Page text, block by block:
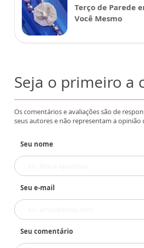
Terço de Parede
Você Mesmo
Seja o primeiro a
Os comentários e avaliações são de
seus autores e não representam a opinião
Seu nome
Seu e-mail
Seu comentário